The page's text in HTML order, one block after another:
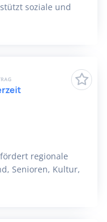
soziale und
regionale
Senioren, Kultur,